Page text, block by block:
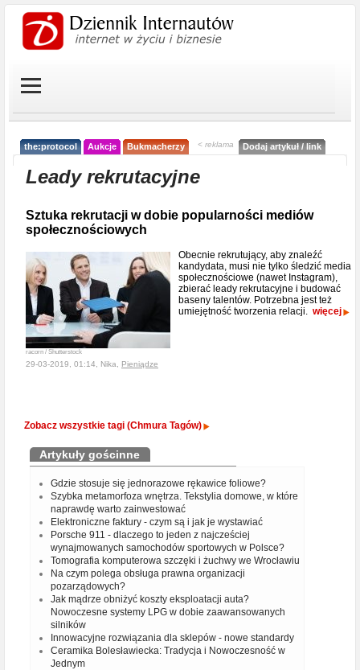
the:protocol Aukcje Bukmacherzy < reklama Dodaj artykuł / link
Leady rekrutacyjne
Sztuka rekrutacji w dobie popularności mediów
społecznościowych
racorn / Shutterstock
Obecnie rekrutujący, aby znaleźć
kandydata, musi nie tylko śledzić media
społecznościowe (nawet Instagram),
zbierać leady rekrutacyjne i budować
baseny talentów. Potrzebna jest też
umiejętność tworzenia relacji. więcej
29-03-2019, 01:14, Nika, Pieniądze
Zobacz wszystkie tagi (Chmura Tagów)
Artykuły gościnne
Gdzie stosuje się jednorazowe rękawice foliowe?
Szybka metamorfoza wnętrza. Tekstylia domowe, w które
naprawdę warto zainwestować
Elektroniczne faktury - czym są i jak je wystawiać
Porsche 911 - dlaczego to jeden z najcześciej
wynajmowanych samochodów sportowych w Polsce?
Tomografia komputerowa szczęki i żuchwy we Wrocławiu
Na czym polega obsługa prawna organizacji
pozarządowych?
Jak mądrze obniżyć koszty eksploatacji auta?
Nowoczesne systemy LPG w dobie zaawansowanych
silników
Innowacyjne rozwiązania dla sklepów - nowe standardy
Ceramika Bolesławiecka: Tradycja i Nowoczesność w
Jednym